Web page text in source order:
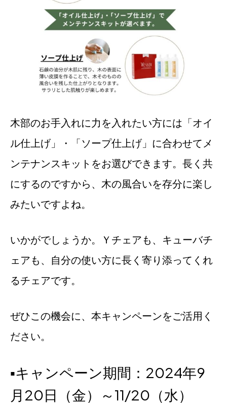
木部のお手入れに力を入れたい方には「オイ
ル仕上げ」・「ソープ仕上げ」に合わせてメ
ンテナンスキットをお選びできます。長く共
にするのですから、木の風合いを存分に楽し
みたいですよね。
いかがでしょうか。Ｙチェアも、キューバチ
ェアも、自分の使い方に長く寄り添ってくれ
るチェアです。
ぜひこの機会に、本キャンペーンをご活用く
ださい。
▪キャンペーン期間：2024年9
月20日（金）～11/20（水）